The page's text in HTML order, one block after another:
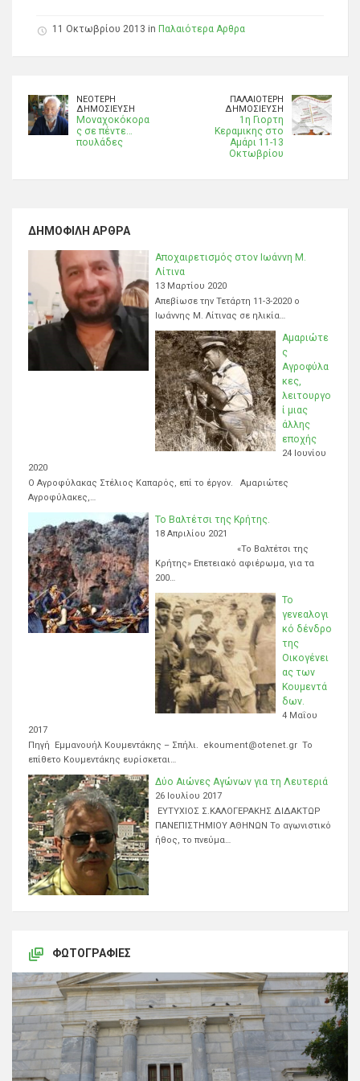
11 Οκτωβρίου 2013 in Παλαιότερα Αρθρα
ΝΕΌΤΕΡΗ
ΔΗΜΟΣΊΕΥΣΗ
Μοναχοκόκορα
ς σε πέντε…
πουλάδες
ΠΑΛΑΙΌΤΕΡΗ
ΔΗΜΟΣΊΕΥΣΗ
1η Γιορτη
Κεραμικης στο
Αμάρι 11-13
ΔΗΜΟΦΙΛΉ ΆΡΘΡΑ
Αποχαιρετισμός στον Ιωάννη Μ.
Λίτινα
13 Μαρτίου 2020
Απεβίωσε την Τετάρτη 11-3-2020 ο
Ιωάννης Μ. Λίτινας σε ηλικία…
Αμαριώτε
ς
Αγροφύλα
κες,
λειτουργο
ί μιας
άλλης
εποχής
24 Ιουνίου
2020
Ο Αγροφύλακας Στέλιος Καπαρός, επί το έργον. Αμαριώτες
Αγροφύλακες,…
Το Βαλτέτσι της Κρήτης.
18 Απριλίου 2021
«Το Βαλτέτσι της
Κρήτης» Επετειακό αφιέρωμα, για τα
200…
Το
γενεαλογι
κό δένδρο
της
Οικογένει
ας των
Κουμεντά
δων.
4 Μαΐου
2017
Πηγή Εμμανουήλ Κουμεντάκης – Σπήλι. ekoument@otenet.gr Το
επίθετο Κουμεντάκης ευρίσκεται…
Δύο Αιώνες Αγώνων για τη Λευτεριά
26 Ιουλίου 2017
ΕΥΤΥΧΙΟΣ Σ.ΚΑΛΟΓΕΡΑΚΗΣ ΔΙΔΑΚΤΩΡ
ΠΑΝΕΠΙΣΤΗΜΙΟΥ ΑΘΗΝΩΝ Το αγωνιστικό
ήθος, το πνεύμα…
ΦΩΤΟΓΡΑΦΊΕΣ